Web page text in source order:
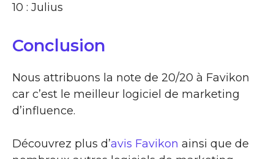
10 : Julius
Conclusion
Nous attribuons la note de 20/20 à Favikon
car c’est le meilleur logiciel de marketing
d’influence.
Découvrez plus d’avis Favikon ainsi que de